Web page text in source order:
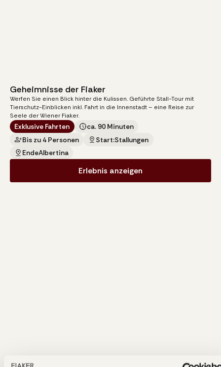
ab20€
pro Person
Geheimnisse der Fiaker
Werfen Sie einen Blick hinter die Kulissen. Geführte Stall-Tour mit
Tierschutz-Einblicken inkl. Fahrt in die Innenstadt – eine Reise zur
Seele der Wiener Fiaker.
Exklusive Fahrten
ca. 90 Minuten
Bis zu 4 Personen
Start:Stallungen
EndeAlbertina
Erlebnis anzeigen